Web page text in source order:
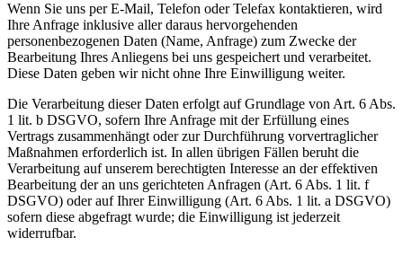
Wenn Sie uns per E-Mail, Telefon oder Telefax kontaktieren, wird
Ihre Anfrage inklusive aller daraus hervorgehenden
personenbezogenen Daten (Name, Anfrage) zum Zwecke der
Bearbeitung Ihres Anliegens bei uns gespeichert und verarbeitet.
Diese Daten geben wir nicht ohne Ihre Einwilligung weiter.
Die Verarbeitung dieser Daten erfolgt auf Grundlage von Art. 6 Abs.
1 lit. b DSGVO, sofern Ihre Anfrage mit der Erfüllung eines
Vertrags zusammenhängt oder zur Durchführung vorvertraglicher
Maßnahmen erforderlich ist. In allen übrigen Fällen beruht die
Verarbeitung auf unserem berechtigten Interesse an der effektiven
Bearbeitung der an uns gerichteten Anfragen (Art. 6 Abs. 1 lit. f
DSGVO) oder auf Ihrer Einwilligung (Art. 6 Abs. 1 lit. a DSGVO)
sofern diese abgefragt wurde; die Einwilligung ist jederzeit
widerrufbar.